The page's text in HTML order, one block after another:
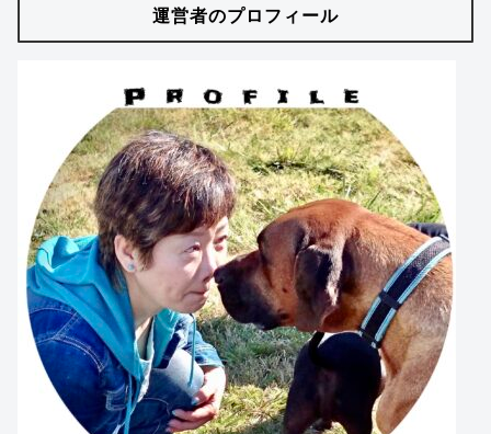
運営者のプロフィール